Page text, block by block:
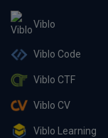
Viblo
Viblo Code
Viblo CTF
Viblo CV
Viblo Learning